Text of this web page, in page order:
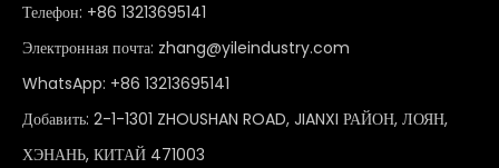
Телефон: +86 13213695141
Электронная почта: zhang@yileindustry.com
WhatsApp: +86 13213695141
Добавить: 2-1-1301 ZHOUSHAN ROAD, JIANXI РАЙОН, ЛОЯН,
ХЭНАНЬ, КИТАЙ 471003